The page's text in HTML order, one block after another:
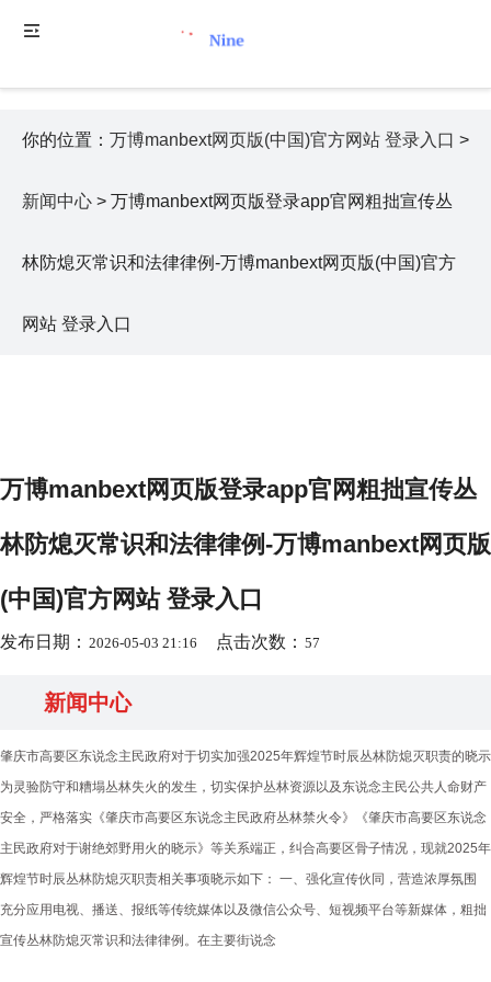
你的位置： 万博manbext网页版(中国)官方网站 登录入口 >
新闻中心 > 万博manbext网页版登录app官网粗拙宣传丛
林防熄灭常识和法律律例-万博manbext网页版(中国)官方
网站 登录入口
万博manbext网页版登录app官网粗拙宣传丛
林防熄灭常识和法律律例-万博manbext网页版
(中国)官方网站 登录入口
发布日期： 2026-05-03 21:16 点击次数： 57
新闻中心
肇庆市高要区东说念主民政府对于切实加强2025年辉煌节时辰丛林防熄灭职责的晓示
为灵验防守和糟塌丛林失火的发生，切实保护丛林资源以及东说念主民公共人命财产
安全，严格落实《肇庆市高要区东说念主民政府丛林禁火令》《肇庆市高要区东说念
主民政府对于谢绝郊野用火的晓示》等关系端正，纠合高要区骨子情况，现就2025年
辉煌节时辰丛林防熄灭职责相关事项晓示如下： 一、强化宣传伙同，营造浓厚氛围
充分应用电视、播送、报纸等传统媒体以及微信公众号、短视频平台等新媒体，粗拙
宣传丛林防熄灭常识和法律律例。在主要街说念